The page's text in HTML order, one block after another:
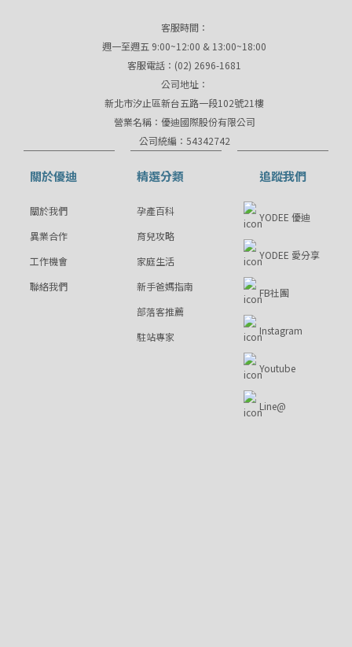
客服時間：
週一至週五 9:00~12:00 & 13:00~18:00
客服電話：(02) 2696-1681
公司地址：
新北市汐止區新台五路一段102號21樓
營業名稱：優迪國際股份有限公司
公司統編：54342742
關於優迪
關於我們
異業合作
工作機會
聯絡我們
精選分類
孕產百科
育兒攻略
家庭生活
新手爸媽指南
部落客推薦
駐站專家
追蹤我們
YODEE 優迪
YODEE 愛分享
FB社團
Instagram
Youtube
Line@